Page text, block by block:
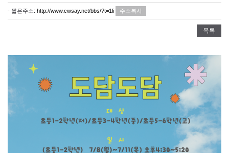
- 짧은주소: http://www.cwsay.net/bbs/?t=1li 주소복사
목록